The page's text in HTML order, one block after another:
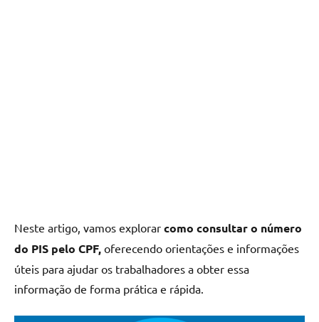
Neste artigo, vamos explorar como consultar o número
do PIS pelo CPF, oferecendo orientações e informações
úteis para ajudar os trabalhadores a obter essa
informação de forma prática e rápida.